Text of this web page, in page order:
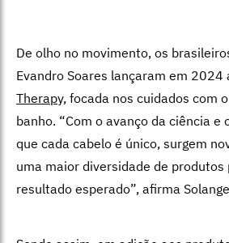
De olho no movimento, os
Evandro Soares lançaram em 2024
Therapy, focada nos cuidados com
banho. “Com o avanço da ciência e
que cada cabelo é único, surgem
uma maior diversidade de produtos
resultado esperado”, afirma